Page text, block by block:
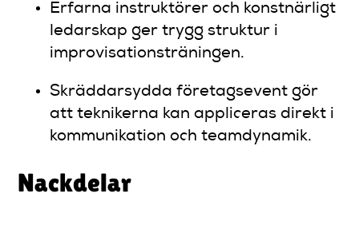
Erfarna instruktörer och konstnärligt
ledarskap ger trygg struktur i
improvisationsträningen.
Skräddarsydda företagsevent gör
att teknikerna kan appliceras direkt i
kommunikation och teamdynamik.
Nackdelar